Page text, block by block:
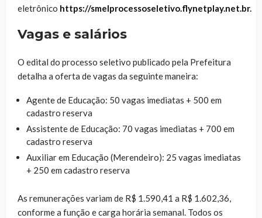
eletrônico https://smelprocessoseletivo.flynetplay.net.br.
Vagas e salários
O edital do processo seletivo publicado pela Prefeitura
detalha a oferta de vagas da seguinte maneira:
Agente de Educação: 50 vagas imediatas + 500 em
cadastro reserva
Assistente de Educação: 70 vagas imediatas + 700 em
cadastro reserva
Auxiliar em Educação (Merendeiro): 25 vagas imediatas
+ 250 em cadastro reserva
As remunerações variam de R$ 1.590,41 a R$ 1.602,36,
conforme a função e carga horária semanal. Todos os